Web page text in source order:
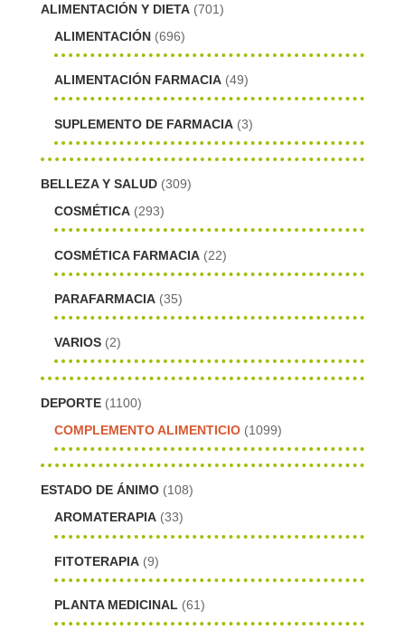
ALIMENTACIÓN Y DIETA (701)
ALIMENTACIÓN (696)
ALIMENTACIÓN FARMACIA (49)
SUPLEMENTO DE FARMACIA (3)
BELLEZA Y SALUD (309)
COSMÉTICA (293)
COSMÉTICA FARMACIA (22)
PARAFARMACIA (35)
VARIOS (2)
DEPORTE (1100)
COMPLEMENTO ALIMENTICIO (1099)
ESTADO DE ÁNIMO (108)
AROMATERAPIA (33)
FITOTERAPIA (9)
PLANTA MEDICINAL (61)